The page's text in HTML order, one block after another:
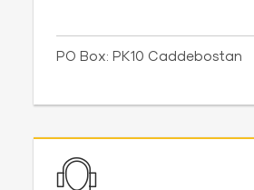
PO Box: PK10 Caddebostan